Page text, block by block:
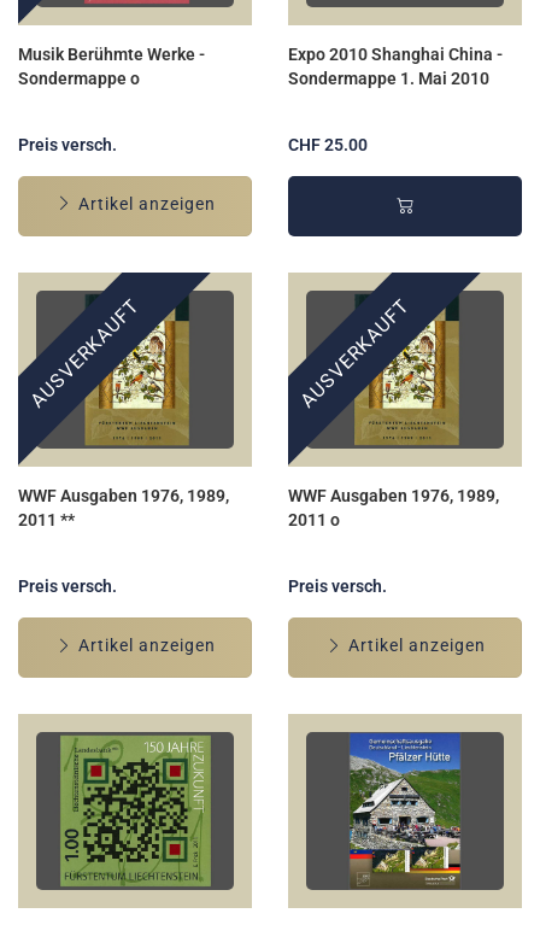
Musik Berühmte Werke -
Sondermappe o
Preis versch.
Artikel anzeigen
Expo 2010 Shanghai China -
Sondermappe 1. Mai 2010
CHF 25.00
AUSVERKAUFT
WWF Ausgaben 1976, 1989,
2011 **
Preis versch.
Artikel anzeigen
AUSVERKAUFT
WWF Ausgaben 1976, 1989,
2011 o
Preis versch.
Artikel anzeigen